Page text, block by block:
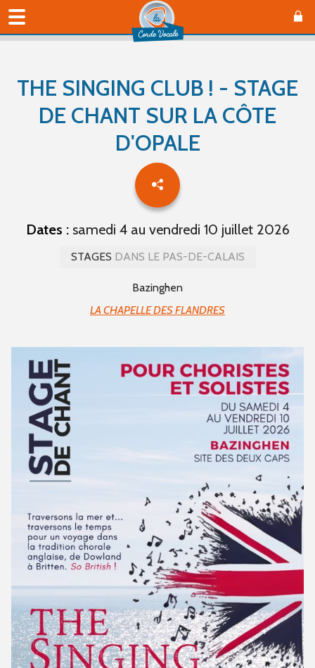
THE SINGING CLUB ! - STAGE
DE CHANT SUR LA CÔTE
D'OPALE
Dates :samedi 4 au vendredi 10 juillet 2026
STAGES DANS LE PAS-DE-CALAIS
Bazinghen
LA CHAPELLE DES FLANDRES